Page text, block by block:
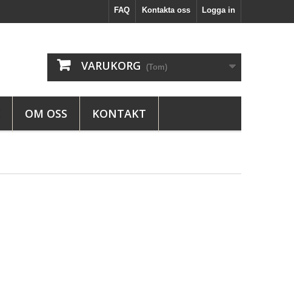
Logga in
Kontakta oss
FAQ
VARUKORG (Tom)
OM OSS KONTAKT